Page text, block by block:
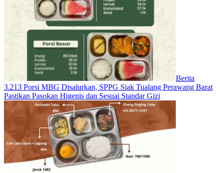
Berita
3.213 Porsi MBG Disalurkan, SPPG Siak Tualang Perawang Barat
Pastikan Pasokan Higenis dan Sesuai Standar Gizi